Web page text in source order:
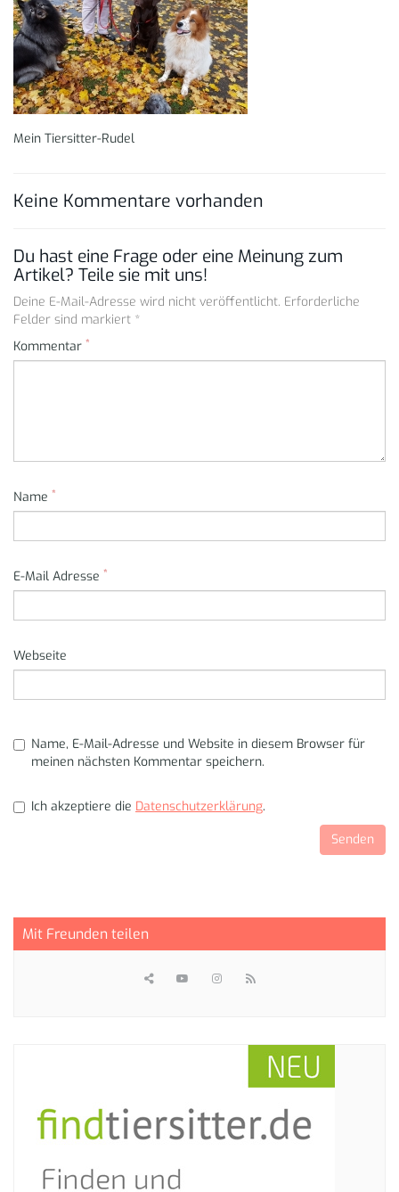
Mein Tiersitter-Rudel
Keine Kommentare vorhanden
Du hast eine Frage oder eine Meinung zum
Artikel? Teile sie mit uns!
Deine E-Mail-Adresse wird nicht veröffentlicht. Erforderliche
Felder sind markiert *
Kommentar *
Name *
E-Mail Adresse *
Webseite
Name, E-Mail-Adresse und Website in diesem Browser für
meinen nächsten Kommentar speichern.
Ich akzeptiere die Datenschutzerklärung.
Mit Freunden teilen